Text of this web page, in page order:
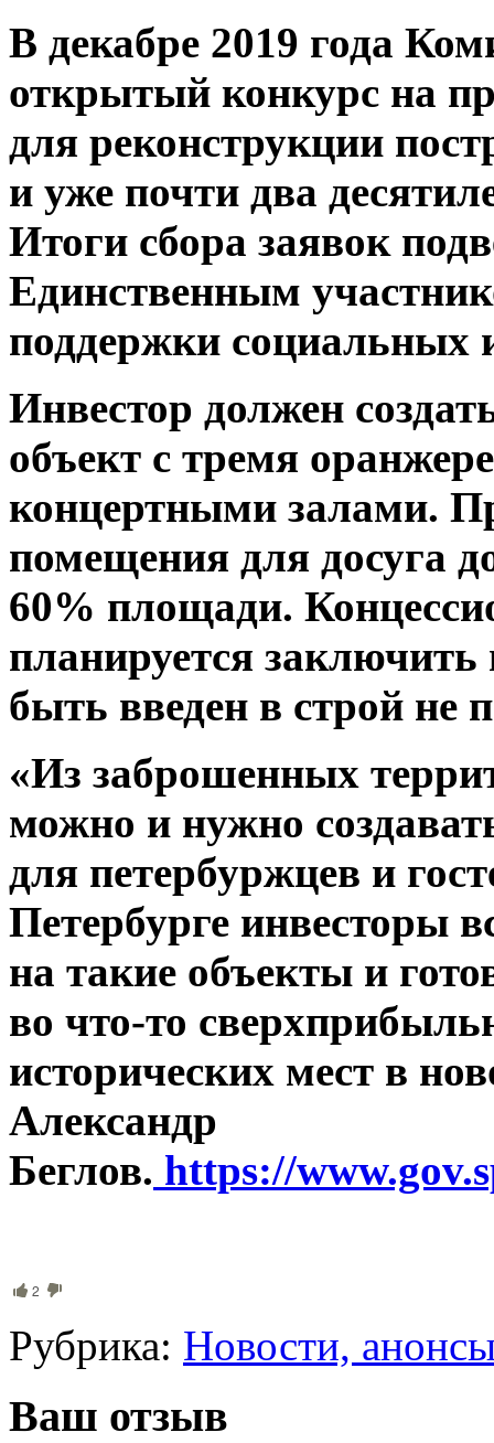
В декабре 2019 года
открытый конкурс на
для реконструкции
и уже почти два
Итоги сбора заявок
Единственным
поддержки социальных
Инвестор должен
объект с тремя
концертными залами.
помещения для досуга
60% площади.
планируется
быть введен в строй не
«Из заброшенных
можно и нужно
для петербуржцев и
Петербурге инвесторы
на такие объекты и
во что-то
исторических мест в
Александр
Беглов. https://
2
Рубрика: Новости,
Ваш отзыв